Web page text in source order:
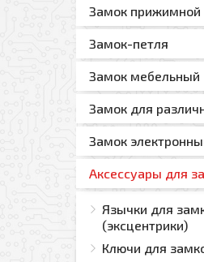
Замок прижимной
Замок-петля
Замок мебельный
Замок для
Замок
Аксессуары для
Язычки для
(эксцентрики)
Ключи для